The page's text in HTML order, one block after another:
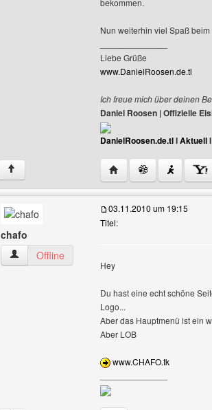
bekommen.
Nun weiterhin viel Spaß
Liebe Grüße
www.DanielRoosen.de.tl
Ich freue mich über deinen
Daniel Roosen | Offizielle
DanielRoosen.de.tlIAktuell
↑ Website dieses
chafo
chafo Benutzer-Profile anzeigen
Offline
03.11.2010 um 19:15
Titel:
Hey
Du hast eine echt schöne
Logo...
Aber das Hauptmenü ist ein
Aber LOB
www.CHAFO.tk